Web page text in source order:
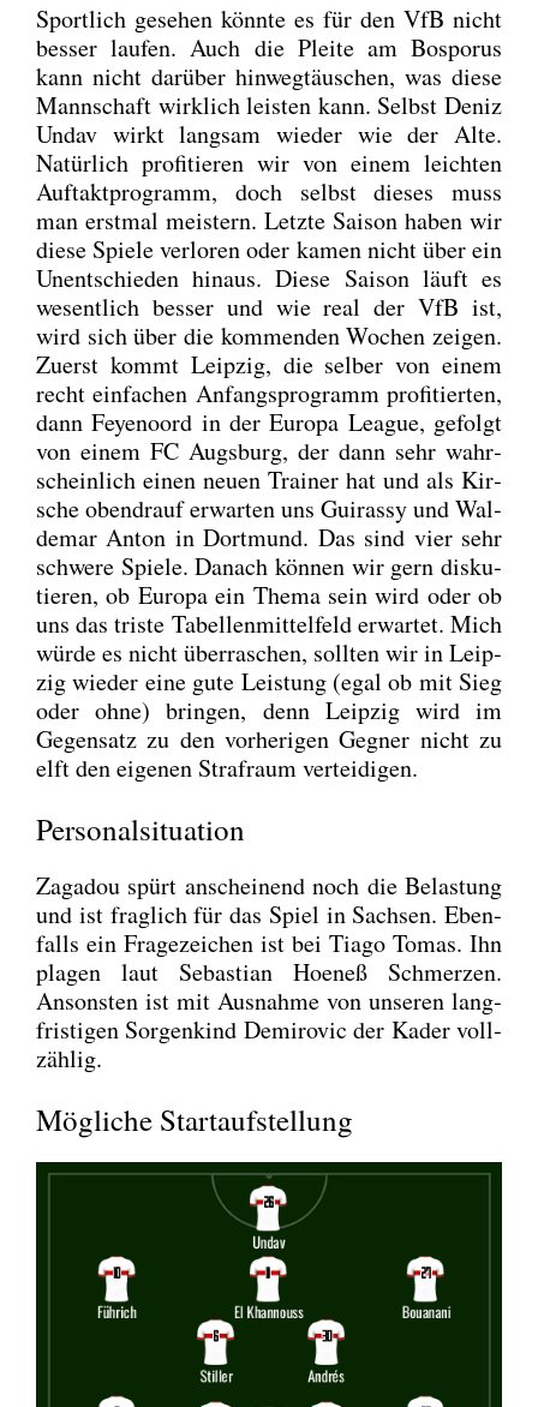
Sport­lich gese­hen könn­te es für den VfB nicht
bes­ser lau­fen. Auch die Plei­te am Bos­po­rus
kann nicht dar­über hin­weg­täu­schen, was die­se
Mann­schaft wirk­lich leis­ten kann. Selbst Deniz
Undav wirkt lang­sam wie­der wie der Alte.
Natür­lich pro­fi­tie­ren wir von einem leich­ten
Auf­takt­pro­gramm, doch selbst die­ses muss
man erst­mal meis­tern. Letz­te Sai­son haben wir
die­se Spie­le ver­lo­ren oder kamen nicht über ein
Unent­schie­den hin­aus. Die­se Sai­son läuft es
wesent­lich bes­ser und wie real der VfB ist,
wird sich über die kom­men­den Wochen zei­gen.
Zuerst kommt Leip­zig, die sel­ber von einem
recht ein­fa­chen Anfangs­pro­gramm pro­fi­tier­ten,
dann Feye­noord in der Euro­pa League, gefolgt
von einem FC Augs­burg, der dann sehr wahr­
schein­lich einen neu­en Trai­ner hat und als Kir­
sche oben­drauf erwar­ten uns Gui­ras­sy und Wal­
de­mar Anton in Dort­mund. Das sind vier sehr
schwe­re Spie­le. Danach kön­nen wir gern dis­ku­
tie­ren, ob Euro­pa ein The­ma sein wird oder ob
uns das tris­te Tabel­len­mit­tel­feld erwar­tet. Mich
wür­de es nicht über­ra­schen, soll­ten wir in Leip­
zig wie­der eine gute Leis­tung (egal ob mit Sieg
oder ohne) brin­gen, denn Leip­zig wird im
Gegen­satz zu den vor­he­ri­gen Geg­ner nicht zu
elft den eige­nen Straf­raum ver­tei­di­gen.
Personalsituation
Zag­adou spürt anschei­nend noch die Belas­tung
und ist frag­lich für das Spiel in Sach­sen. Eben­
falls ein Fra­ge­zei­chen ist bei Tia­go Tomas. Ihn
pla­gen laut Sebas­ti­an Hoe­neß Schmer­zen.
Ansons­ten ist mit Aus­nah­me von unse­ren lang­
fris­ti­gen Sor­gen­kind Demi­ro­vic der Kader voll­
zäh­lig.
Mögliche Startaufstellung